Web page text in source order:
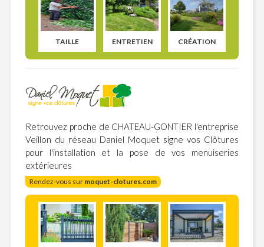
TAILLE ENTRETIEN CRÉATION
Retrouvez proche de CHATEAU-GONTIER l'entreprise
Veillon du réseau Daniel Moquet signe vos Clôtures
pour l'installation et la pose de vos menuiseries
extérieures
Rendez-vous sur moquet-clotures.com